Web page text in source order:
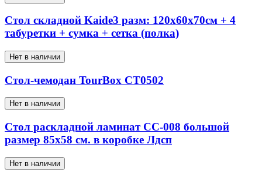
Стол складной Kaide3 разм: 120x60x70см + 4
табуретки + сумка + сетка (полка)
Нет в наличии
Стол-чемодан TourBox CT0502
Нет в наличии
Стол раскладной ламинат СС-008 большой
размер 85х58 см. в коробке Лдсп
Нет в наличии